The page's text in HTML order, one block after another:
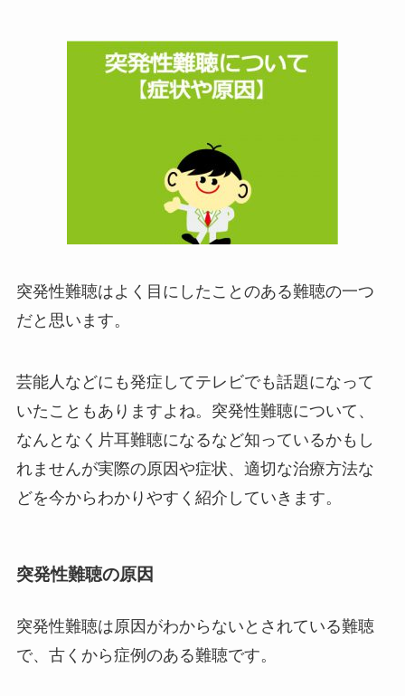
突発性難聴はよく目にしたことのある難聴の一つ
だと思います。
芸能人などにも発症してテレビでも話題になって
いたこともありますよね。突発性難聴について、
なんとなく片耳難聴になるなど知っているかもし
れませんが実際の原因や症状、適切な治療方法な
どを今からわかりやすく紹介していきます。
突発性難聴の原因
突発性難聴は原因がわからないとされている難聴
で、古くから症例のある難聴です。